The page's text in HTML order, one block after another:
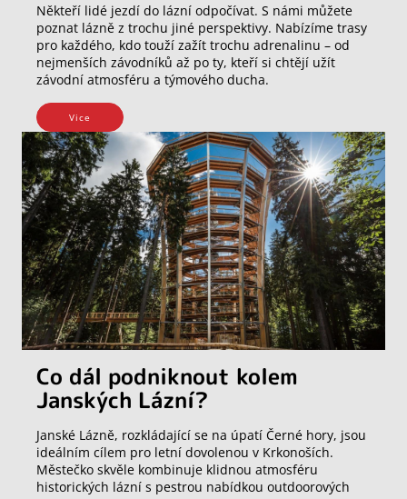
Někteří lidé jezdí do lázní odpočívat. S námi můžete
poznat lázně z trochu jiné perspektivy. Nabízíme trasy
pro každého, kdo touží zažít trochu adrenalinu – od
nejmenších závodníků až po ty, kteří si chtějí užít
závodní atmosféru a týmového ducha.
Vice
Co dál podniknout kolem
Janských Lázní?
Janské Lázně, rozkládající se na úpatí Černé hory, jsou
ideálním cílem pro letní dovolenou v Krkonoších.
Městečko skvěle kombinuje klidnou atmosféru
historických lázní s pestrou nabídkou outdoorových